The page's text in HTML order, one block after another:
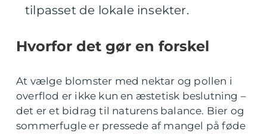
tilpasset de lokale insekter.
Hvorfor det gør en forskel
At vælge blomster med nektar og pollen i
overflod er ikke kun en æstetisk beslutning –
det er et bidrag til naturens balance. Bier og
sommerfugle er pressede af mangel på føde